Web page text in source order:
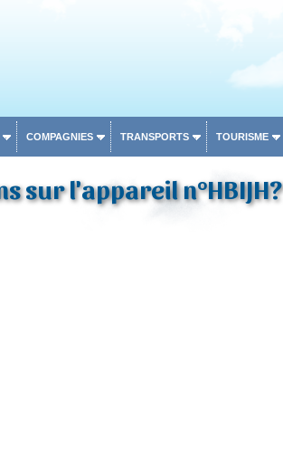
COMPAGNIES TRANSPORTS TOURISME
sur l'appareil n°HBIJH?